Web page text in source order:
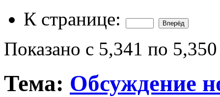
К странице:
Показано с 5,341 по
Тема: Обсуждение